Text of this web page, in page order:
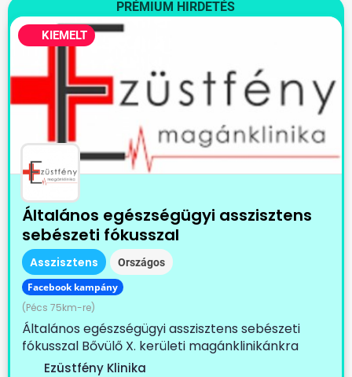
PRÉMIUM HIRDETÉS
KIEMELT
Általános egészségügyi asszisztens
sebészeti fókusszal
Asszisztens Országos
Facebook kampány
(Pécs 75km-re)
Általános egészségügyi asszisztens sebészeti
fókusszal Bővülő X. kerületi magánklinikánkra
keresünk...
Ezüstfény Klinika